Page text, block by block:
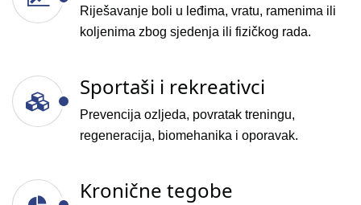
Riješavanje boli u leđima, vratu, ramenima ili
koljenima zbog sjedenja ili fizičkog rada.
Sportaši i rekreativci
Prevencija ozljeda, povratak treningu,
regeneracija, biomehanika i oporavak.
Kronične tegobe